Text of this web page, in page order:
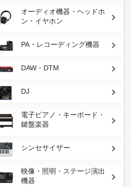
オーディオ機器・ヘッドホ
ン・イヤホン
PA・レコーディング機器
DAW・DTM
DJ
電子ピアノ・キーボード・
鍵盤楽器
シンセサイザー
映像・照明・ステージ演出
機器